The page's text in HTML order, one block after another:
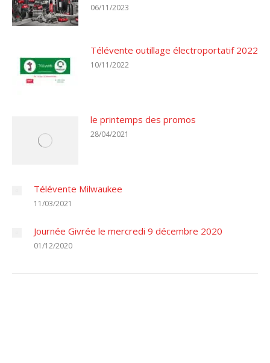
06/11/2023
Télévente outillage électroportatif 2022
10/11/2022
le printemps des promos
28/04/2021
Télévente Milwaukee
11/03/2021
Journée Givrée le mercredi 9 décembre 2020
01/12/2020